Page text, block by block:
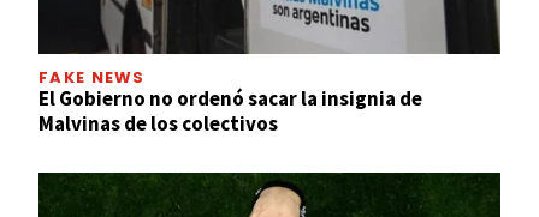
FAKE NEWS
El Gobierno no ordenó sacar la insignia de
Malvinas de los colectivos